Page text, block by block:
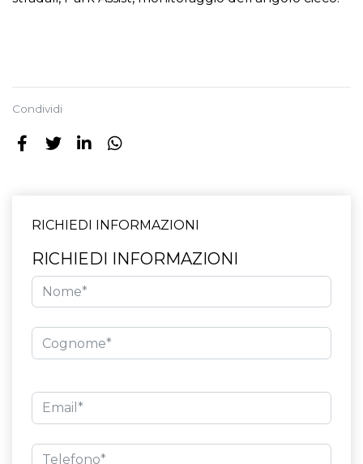
Condividi
RICHIEDI INFORMAZIONI
RICHIEDI INFORMAZIONI